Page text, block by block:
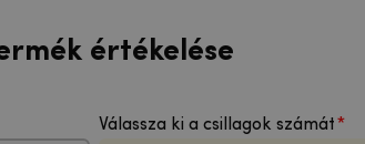
értékelése
Válassza ki a csillagok számát